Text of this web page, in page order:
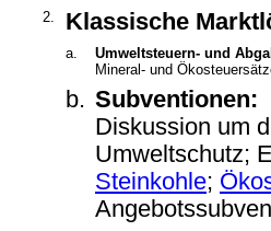
2. Klassische
a.
Umweltsteuern- und
Mineral- und
b. Subventionen:
Diskussion um
Umweltschutz;
Steinkohle;